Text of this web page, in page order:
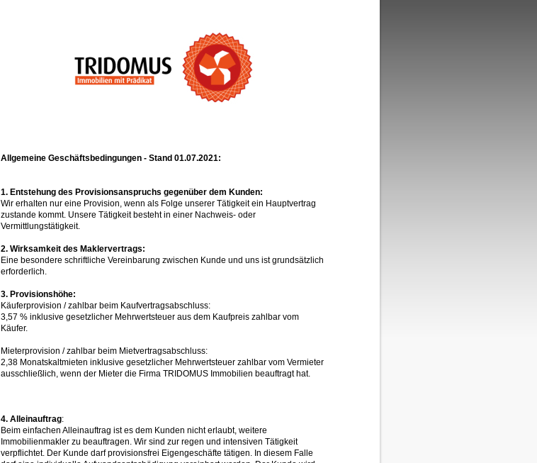
Allgemeine Geschäftsbedingungen - Stand 01.07.2021:
1. Entstehung des Provisionsanspruchs gegenüber dem Kunden:
Wir erhalten nur eine Provision, wenn als Folge unserer Tätigkeit ein Hauptvertrag
zustande kommt. Unsere Tätigkeit besteht in einer Nachweis- oder
Vermittlungstätigkeit.
2. Wirksamkeit des Maklervertrags:
Eine besondere schriftliche Vereinbarung zwischen Kunde und uns ist grundsätzlich
erforderlich.
3. Provisionshöhe:
Käuferprovision / zahlbar beim Kaufvertragsabschluss:
3,57 % inklusive gesetzlicher Mehrwertsteuer aus dem Kaufpreis zahlbar vom
Käufer.
Mieterprovision / zahlbar beim Mietvertragsabschluss:
2,38 Monatskaltmieten inklusive gesetzlicher Mehrwertsteuer zahlbar vom Vermieter
ausschließlich, wenn der Mieter die Firma TRIDOMUS Immobilien beauftragt hat.
4. Alleinauftrag:
Beim einfachen Alleinauftrag ist es dem Kunden nicht erlaubt, weitere
Immobilienmakler zu beauftragen. Wir sind zur regen und intensiven Tätigkeit
verpflichtet. Der Kunde darf provisionsfrei Eigengeschäfte tätigen. In diesem Falle